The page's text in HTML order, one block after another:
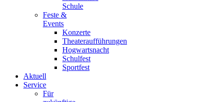
Schule
Feste &
Events
Konzerte
Theateraufführungen
Hogwartsnacht
Schulfest
Sportfest
Aktuell
Service
Für